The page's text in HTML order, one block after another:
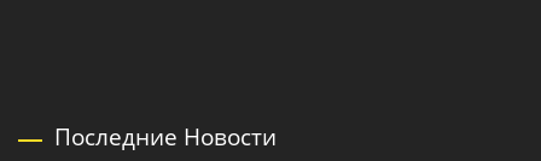
Последние Новости